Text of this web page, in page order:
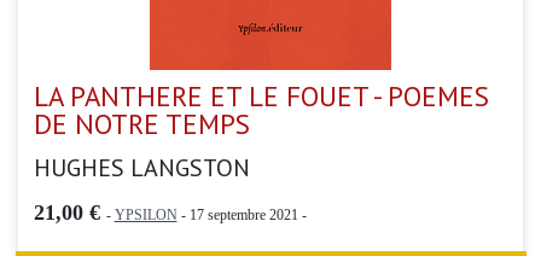
LA PANTHERE ET LE FOUET - POEMES
DE NOTRE TEMPS
HUGHES LANGSTON
21,00 € - YPSILON- 17 septembre 2021 -